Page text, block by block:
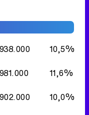
938.000
10,5%
981.000
11,6%
902.000 10,0%